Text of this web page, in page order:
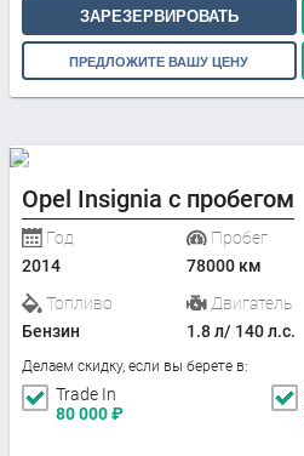
ЗАРЕЗЕРВИРОВАТЬ
ПРЕДЛОЖИТЕ ВАШУ ЦЕНУ
Opel Insignia с пробегом
Год
2014
Пробег
78000 км
Топливо
Бензин
Двигатель
1.8 л/ 140 л.с.
Делаем скидку, если вы берете в:
Trade In
80 000₽